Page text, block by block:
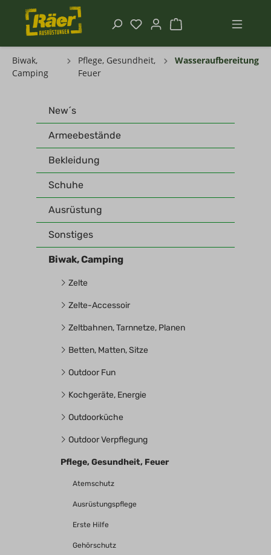
Biwak,
Camping
Pflege, Gesundheit,
Feuer
Wasseraufbereitung
New´s
Armeebestände
Bekleidung
Schuhe
Ausrüstung
Sonstiges
Biwak, Camping
Zelte
Zelte-Accessoir
Zeltbahnen, Tarnnetze, Planen
Betten, Matten, Sitze
Outdoor Fun
Kochgeräte, Energie
Outdoorküche
Outdoor Verpflegung
Pflege, Gesundheit, Feuer
Atemschutz
Ausrüstungspflege
Erste Hilfe
Gehörschutz